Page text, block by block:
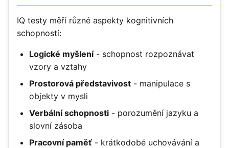
IQ testy měří různé aspekty kognitivních
schopností:
Logické myšlení- schopnost rozpoznávat
vzory a vztahy
Prostorová představivost - manipulace s
objekty v mysli
Verbální schopnosti - porozumění jazyku a
slovní zásoba
Pracovní paměť - krátkodobé uchovávání a